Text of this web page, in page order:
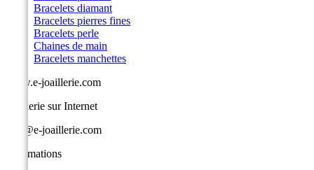
Bracelets diamant
Bracelets pierres fines
Bracelets perle
Chaines de main
Bracelets manchettes
www.e-joaillerie.com
Joaillerie sur Internet
info@e-joaillerie.com
Informations